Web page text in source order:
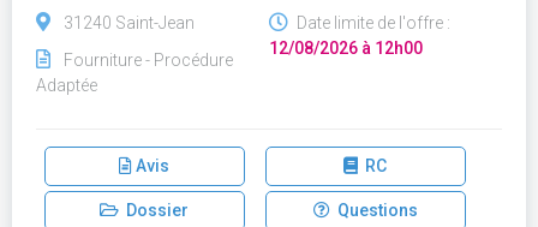
31240 Saint-Jean
Fourniture - Procédure
Adaptée
Date limite de l'offre :
12/08/2026 à 12h00
Avis RC
Dossier Questions